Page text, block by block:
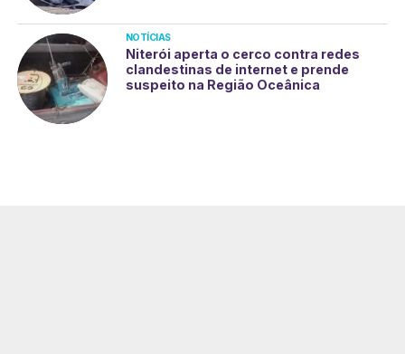
NOTÍCIAS
Niterói aperta o cerco contra redes
clandestinas de internet e prende
suspeito na Região Oceânica